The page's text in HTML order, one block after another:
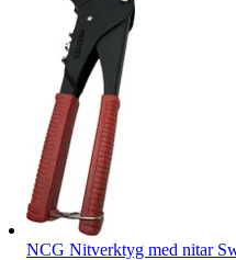
NCG Nitverktyg med nitar